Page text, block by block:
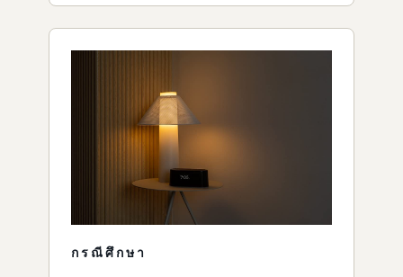
กรณีศึกษา